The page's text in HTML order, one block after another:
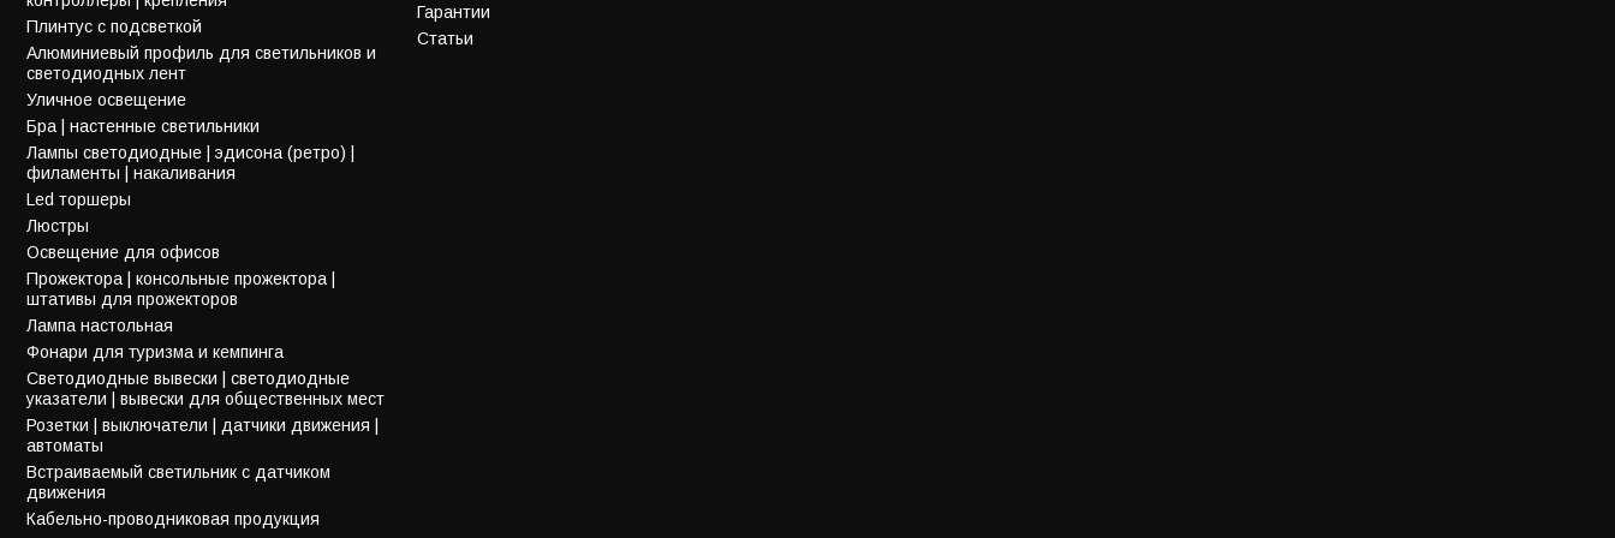
Плинтус с подсветкой
Алюминиевый профиль для светильников и
светодиодных лент
Уличное освещение
Бра | настенные светильники
Лампы светодиодные | эдисона (ретро) |
филаменты | накаливания
Led торшеры
Люстры
Освещение для офисов
Прожектора | консольные прожектора |
штативы для прожекторов
Лампа настольная
Фонари для туризма и кемпинга
Светодиодные вывески | светодиодные
указатели | вывески для общественных мест
Розетки | выключатели | датчики движения |
автоматы
Встраиваемый светильник с датчиком
движения
Кабельно-проводниковая продукция
Гарантии
Статьи